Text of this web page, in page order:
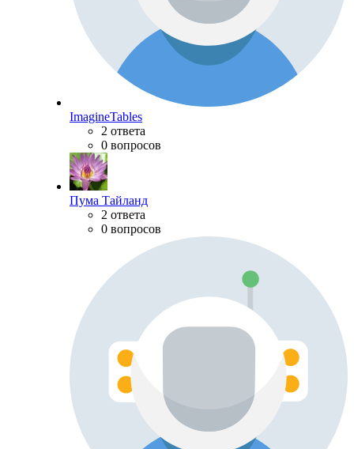
ImagineTables
2 ответа
0 вопросов
Пума Тайланд
2 ответа
0 вопросов